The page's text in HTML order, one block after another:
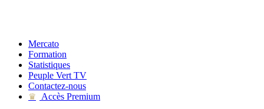
Mercato
Formation
Statistiques
Peuple Vert TV
Contactez-nous
♛
Accès Premium